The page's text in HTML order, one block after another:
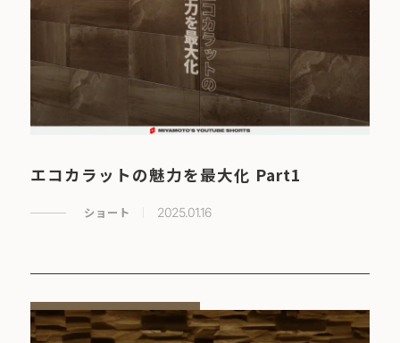
エコカラットの魅力を最大化 Part1
ショート 2025.01.16